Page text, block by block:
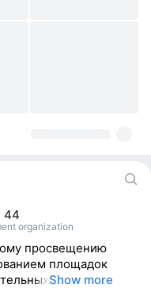
44
organization
просвещению
площадок
Show more